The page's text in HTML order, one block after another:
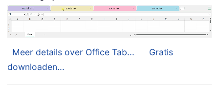
Meer details over Office Tab...
Gratis
downloaden...